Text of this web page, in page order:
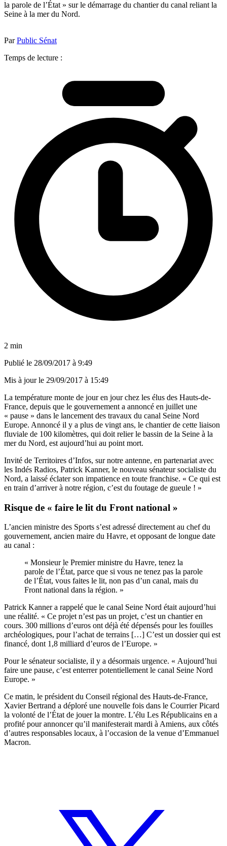
la parole de l’État » sur le démarrage du chantier du canal reliant la
Seine à la mer du Nord.
ParPublic Sénat
Temps de lecture :
2 min
Publié le 28/09/2017 à 9:49
Mis à jour le 29/09/2017 à 15:49
La température monte de jour en jour chez les élus des Hauts-de-
France, depuis que le gouvernement a annoncé en juillet une
« pause » dans le lancement des travaux du canal Seine Nord
Europe. Annoncé il y a plus de vingt ans, le chantier de cette liaison
fluviale de 100 kilomètres, qui doit relier le bassin de la Seine à la
mer du Nord, est aujourd’hui au point mort.
Invité de Territoires d’Infos, sur notre antenne, en partenariat avec
les Indés Radios, Patrick Kanner, le nouveau sénateur socialiste du
Nord, a laissé éclater son impatience en toute franchise. « Ce qui est
en train d’arriver à notre région, c’est du foutage de gueule ! »
Risque de « faire le lit du Front national »
L’ancien ministre des Sports s’est adressé directement au chef du
gouvernement, ancien maire du Havre, et opposant de longue date
au canal :
« Monsieur le Premier ministre du Havre, tenez la
parole de l’État, parce que si vous ne tenez pas la parole
de l’État, vous faites le lit, non pas d’un canal, mais du
Front national dans la région. »
Patrick Kanner a rappelé que le canal Seine Nord était aujourd’hui
une réalité. « Ce projet n’est pas un projet, c’est un chantier en
cours. 300 millions d’euros ont déjà été dépensés pour les fouilles
archéologiques, pour l’achat de terrains […] C’est un dossier qui est
financé, dont 1,8 milliard d’euros de l’Europe. »
Pour le sénateur socialiste, il y a désormais urgence. « Aujourd’hui
faire une pause, c’est enterrer potentiellement le canal Seine Nord
Europe. »
Ce matin, le président du Conseil régional des Hauts-de-France,
Xavier Bertrand a déploré une nouvelle fois dans le Courrier Picard
la volonté de l’État de jouer la montre. L’élu Les Républicains en a
profité pourannoncer qu’il manifesterait mardi à Amiens, aux côtés
d’autres responsables locaux, à l’occasion de la venue d’Emmanuel
Macron.